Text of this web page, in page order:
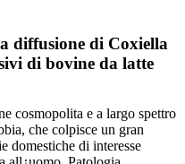
diffusione di Coxiella
di bovine da latte
cosmopolita e a largo spettro
che colpisce un gran
domestiche di interesse